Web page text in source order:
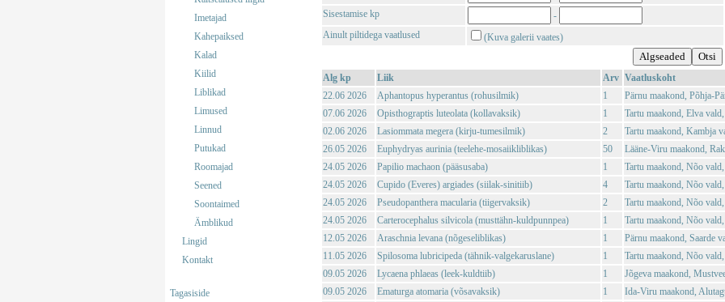
Imetajad
Kahepaiksed
Kalad
Kiilid
Liblikad
Limused
Linnud
Putukad
Roomajad
Seened
Soontaimed
Ämblikud
Lingid
Kontakt
Tagasiside
Sisestamise kp
-
Ainult piltidega vaatlused
(Kuva galerii vaates)
Alg kp Liik Arv Vaatluskoht
22.06 2026
Aphantopus hyperantus (rohusilmik) 1
Pärnu maakond, Põhja-
07.06 2026
Opisthograptis luteolata (kollavaksik) 1
Tartu maakond, Elva
02.06 2026
Lasiommata megera (kirju-tumesilmik) 2
Tartu maakond, Kambja
26.05 2026
Euphydryas aurinia (teelehe-mosaiikliblikas) 50
Lääne-Viru maakond,
24.05 2026
Papilio machaon (pääsusaba) 1
Tartu maakond, Nõo
24.05 2026
Cupido (Everes) argiades (siilak-sinitiib) 4
Tartu maakond, Nõo
24.05 2026
Pseudopanthera macularia (tiigervaksik) 2
Tartu maakond, Nõo
24.05 2026
Carterocephalus silvicola (musttähn-kuldpunnpea) 1
Tartu maakond, Nõo
12.05 2026
Araschnia levana (nõgeseliblikas) 1
Pärnu maakond, Saarde
11.05 2026
Spilosoma lubricipeda (tähnik-valgekaruslane) 1
Tartu maakond, Nõo
09.05 2026
Lycaena phlaeas (leek-kuldtiib) 1
Jõgeva maakond,
09.05 2026
Ematurga atomaria (võsavaksik) 1 Ida-Viru maakond,